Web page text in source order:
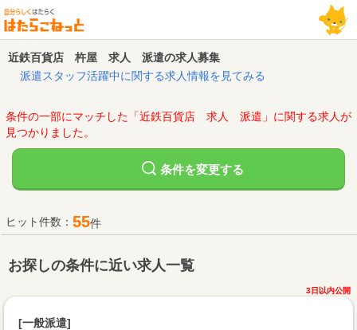
近鉄百貨店 杵屋 求人 派遣の求人募集
派遣スタッフ活躍中に関する求人情報を見てみる
条件の一部にマッチした「近鉄百貨店 求人 派遣」に関する求人が
見つかりました。
条件を変更する
ヒット件数： 55件
お探しの条件に近い求人一覧
3日以内公開
[一般派遣]